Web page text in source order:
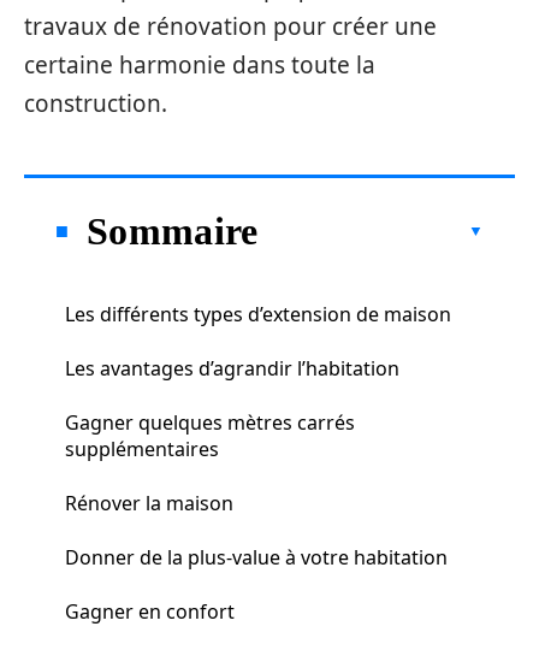
travaux de rénovation pour créer une
certaine harmonie dans toute la
construction.
Sommaire
Les différents types d’extension de maison
Les avantages d’agrandir l’habitation
Gagner quelques mètres carrés
supplémentaires
Rénover la maison
Donner de la plus-value à votre habitation
Gagner en confort